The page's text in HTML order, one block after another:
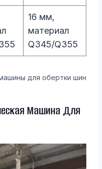
16 мм,
материал
Q345/Q355
для обертки шин
Машина Для